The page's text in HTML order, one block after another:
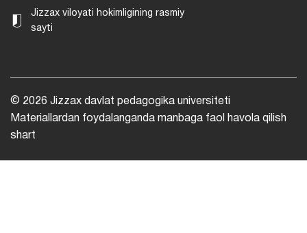
Jizzax viloyati hokimligining rasmiy
sayti
© 2026 Jizzax davlat pedagogika universiteti
Materiallardan foydalanganda manbaga faol havola qilish
shart